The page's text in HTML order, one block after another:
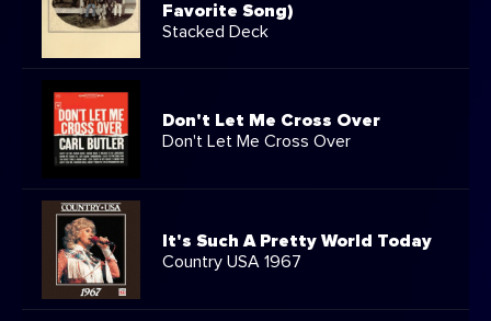
Favorite Song)
Stacked Deck
Don't Let Me Cross Over
Don't Let Me Cross Over
It's Such A Pretty World Today
Country USA 1967